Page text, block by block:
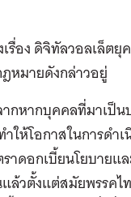
รื่อง ดิจิทัลวอลเล็ต
หมายดังกล่าวอยู่
ากหากบุคคลที่มาเป็
ให้โอกาสในการดำ
าดอกเบี้ยนโยบายแ
ล้วตั้งแต่สมัยพรรค